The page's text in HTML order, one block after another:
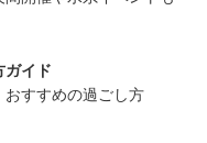
ガイド
おすすめの過ごし方